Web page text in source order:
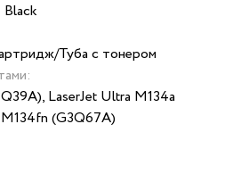
Black
Туба с тонером
LaserJet Ultra M134a
(G3Q67A)